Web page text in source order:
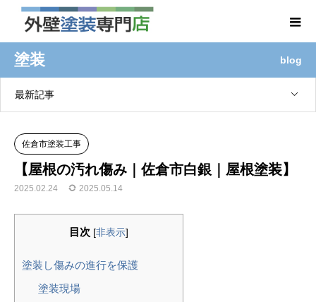
塗装 blog
最新記事
佐倉市塗装工事
【屋根の汚れ傷み｜佐倉市白銀｜屋根塗装】
2025.02.24 2025.05.14
目次 [非表示]
塗装し傷みの進行を保護
塗装現場